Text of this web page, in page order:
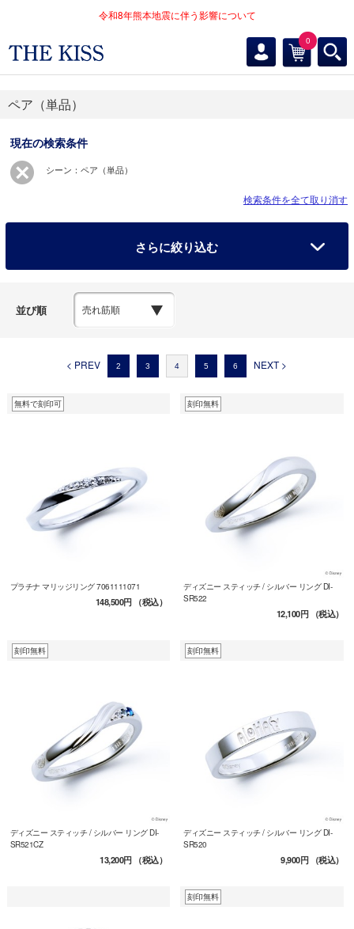
令和8年熊本地震に伴う影響について
0
ペア（単品）
現在の検索条件
シーン：ペア（単品）
検索条件を全て取り消す
さらに絞り込む
並び順
< PREV 2 3 4 5 6 NEXT >
無料で刻印可
プラチナ マリッジリング 7061111071
148,500円（税込）
刻印無料
ディズニー スティッチ / シルバー リング DI-
SR522
12,100円（税込）
刻印無料
ディズニー スティッチ / シルバー リング DI-
SR521CZ
13,200円（税込）
刻印無料
ディズニー スティッチ / シルバー リング DI-
SR520
9,900円（税込）
刻印無料